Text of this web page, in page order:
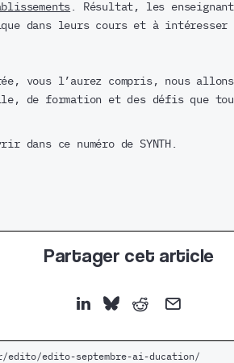
. Résultat, les
dans leurs cours et à
vous l’aurez compris, nous
de formation et des défis que
dans ce numéro de SYNTH.
Partager cet article